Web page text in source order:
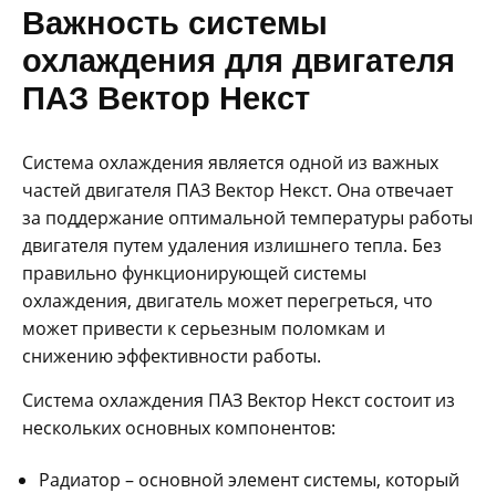
Важность системы
охлаждения для двигателя
ПАЗ Вектор Некст
Система охлаждения является одной из важных
частей двигателя ПАЗ Вектор Некст. Она отвечает
за поддержание оптимальной температуры работы
двигателя путем удаления излишнего тепла. Без
правильно функционирующей системы
охлаждения, двигатель может перегреться, что
может привести к серьезным поломкам и
снижению эффективности работы.
Система охлаждения ПАЗ Вектор Некст состоит из
нескольких основных компонентов:
Радиатор – основной элемент системы, который